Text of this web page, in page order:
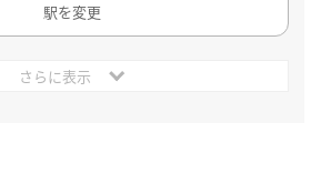
駅を変更
さらに表示